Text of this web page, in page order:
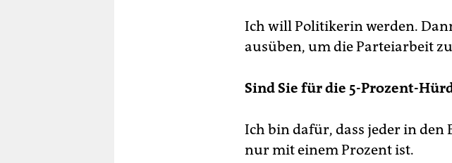
Ich will Politikerin werden.
ausüben, um die Parteiarbeit
Sind Sie für die 5-Prozent-
Ich bin dafür, dass jeder in den
nur mit einem Prozent ist.